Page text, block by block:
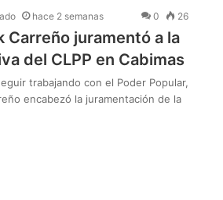
hace 2 semanas 0 26
Carreño juramentó a la
del CLPP en Cabimas
trabajando con el Poder Popular,
encabezó la juramentación de la